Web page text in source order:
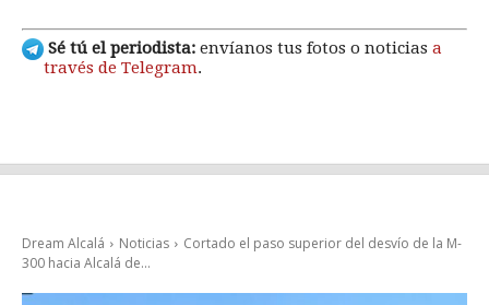
Sé tú el periodista: envíanos tus fotos o noticias a
través de Telegram.